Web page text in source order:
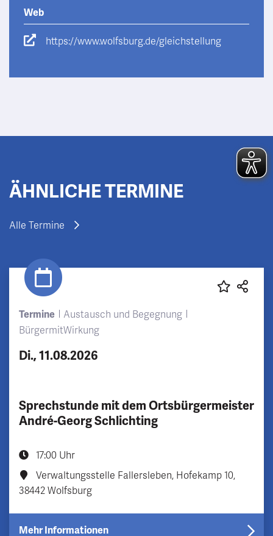
Web
https://www.wolfsburg.de/gleichstellung
ÄHNLICHE TERMINE
Alle Termine
Termine
Austausch und Begegnung
BürgermitWirkung
Di., 11.08.2026
Sprechstunde mit dem Ortsbürgermeister
André-Georg Schlichting
17:00 Uhr
Verwaltungsstelle Fallersleben, Hofekamp 10,
38442 Wolfsburg
Mehr Informationen